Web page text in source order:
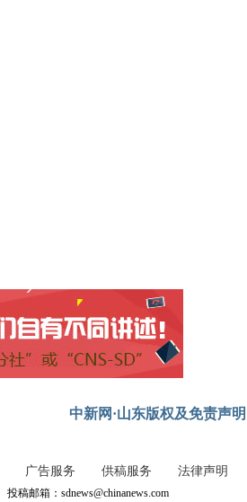
中新网·山东版权及免责声明
广告服务 供稿服务 法律声明
投稿邮箱：sdnews@chinanews.com